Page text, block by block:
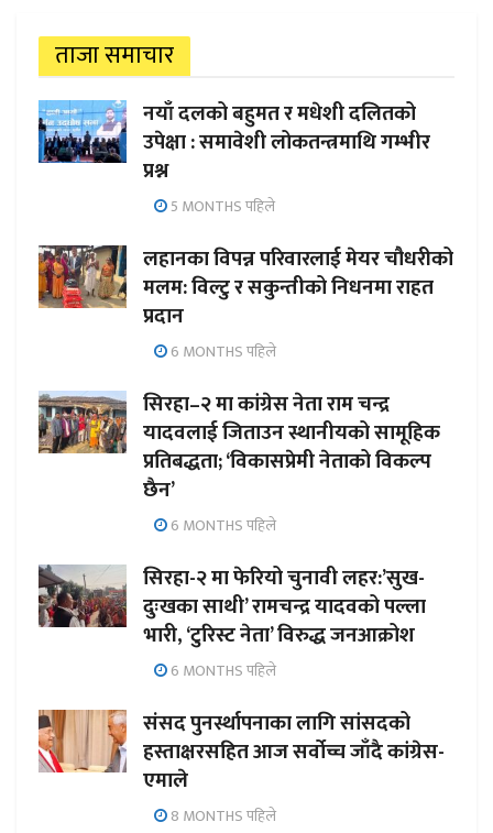
ताजा समाचार
नयाँ दलको बहुमत र मधेशी दलितको
उपेक्षा : समावेशी लोकतन्त्रमाथि गम्भीर
प्रश्न
5 MONTHS पहिले
लहानका विपन्न परिवारलाई मेयर चौधरीको
मलम: विल्टु र सकुन्तीको निधनमा राहत
प्रदान
6 MONTHS पहिले
सिरहा–२ मा कांग्रेस नेता राम चन्द्र
यादवलाई जिताउन स्थानीयको सामूहिक
प्रतिबद्धता; ‘विकासप्रेमी नेताको विकल्प
छैन’
6 MONTHS पहिले
सिरहा-२ मा फेरियो चुनावी लहर:’सुख-
दुःखका साथी’ रामचन्द्र यादवको पल्ला
भारी, ‘टुरिस्ट नेता’ विरुद्ध जनआक्रोश
6 MONTHS पहिले
संसद पुनर्स्थापनाका लागि सांसदको
हस्ताक्षरसहित आज सर्वोच्च जाँदै कांग्रेस-
एमाले
8 MONTHS पहिले